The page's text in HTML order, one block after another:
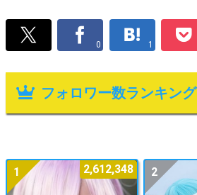
0 1
フォロワー数ランキング
1 2,612,348 2